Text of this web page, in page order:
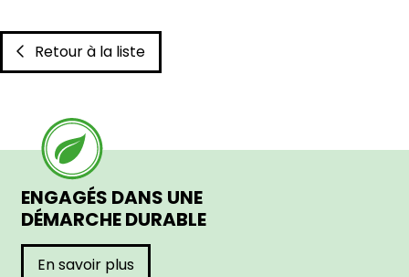
Retour à la liste
ENGAGÉS DANS UNE
DÉMARCHE DURABLE
En savoir plus